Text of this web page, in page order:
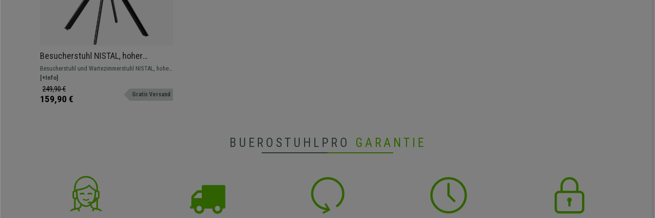
Besucherstuhl NISTAL, hoher
Komfort, schwarzes Gestell,
Kunstleder, Hellbraun
Besucherstuhl und Wartezimmerstuhl NISTAL, hoher
Sitzkomfort dank gepolsterter Form und
ansprechendem Design
[+Info]
249,90 €
159,90 € Gratis Versand
BUEROSTUHLPRO GARANTIE